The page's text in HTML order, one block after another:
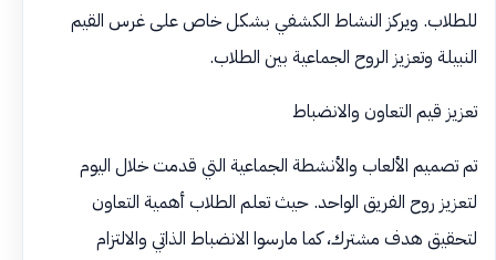
للطلاب. ويركز النشاط الكشفي بشكل خاص على غرس القيم
النبيلة وتعزيز الروح الجماعية بين الطلاب.
تعزيز قيم التعاون والانضباط
تم تصميم الألعاب والأنشطة الجماعية التي قدمت خلال اليوم
لتعزيز روح الفريق الواحد. حيث تعلم الطلاب أهمية التعاون
لتحقيق هدف مشترك، كما مارسوا الانضباط الذاتي والالتزام